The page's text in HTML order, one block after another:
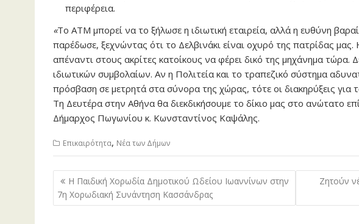
περιφέρεια.
«Το ΑΤΜ μπορεί να το ξήλωσε η ιδιωτική εταιρεία, αλλά η ευθύνη
παρέδωσε, ξεχνώντας ότι το Δελβινάκι είναι οχυρό της πατρίδας
απέναντι στους ακρίτες κατοίκους να φέρει δικό της μηχάνημα τώρα.
ιδιωτικών συμβολαίων. Αν η Πολιτεία και το τραπεζικό σύστημα
πρόσβαση σε μετρητά στα σύνορα της χώρας, τότε οι διακηρύξεις για
Τη Δευτέρα στην Αθήνα θα διεκδικήσουμε το δίκιο μας στο ανώτατο
Δήμαρχος Πωγωνίου κ. Κωνσταντίνος Καψάλης.
Επικαιρότητα, Νέα των Δήμων
Πλοήγηση
άρθρων
Η Παιδική Χορωδία Δημοτικού Ωδείου Ιωαννίνων στην
7η Χορωδιακή Συνάντηση Κασσάνδρας
Ζητούν